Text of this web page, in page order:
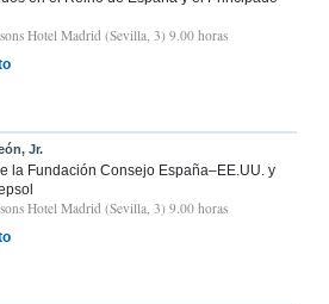
Hotel Madrid (Sevilla, 3) 9.00 horas
Jr.
la Fundación Consejo España–EE.UU. y
Hotel Madrid (Sevilla, 3) 9.00 horas